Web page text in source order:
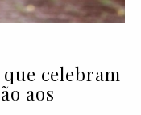
celebram
aos